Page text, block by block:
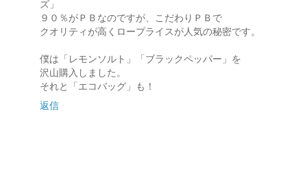
ズ」
９０％がＰＢなのですが、こだわりＰＢで
クオリティが高くロープライスが人気の秘密です。
僕は「レモンソルト」「ブラックペッパー」を
沢山購入しました。
それと「エコバッグ」も！
返信